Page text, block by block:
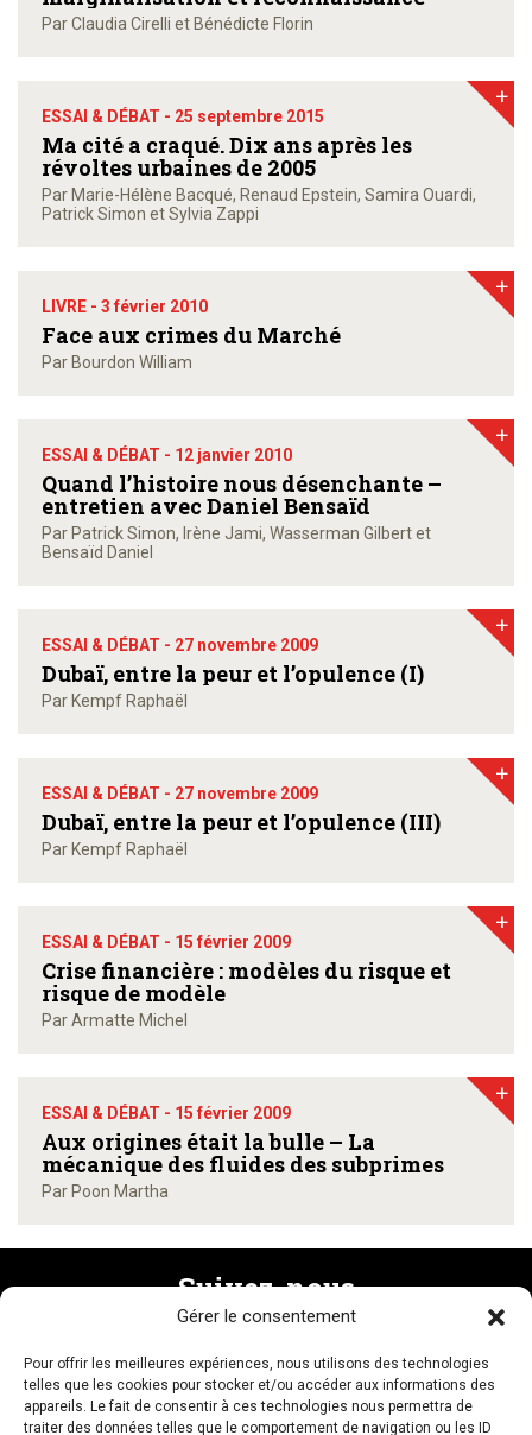
Gérer le consentement
Pour offrir les meilleures expériences, nous utilisons des technologies
telles que les cookies pour stocker et/ou accéder aux informations des
appareils. Le fait de consentir à ces technologies nous permettra de
traiter des données telles que le comportement de navigation ou les ID
Par Claudia Cirelli et Bénédicte Florin
ESSAI & DÉBAT - 25 septembre 2015
Ma cité a craqué. Dix ans après les
révoltes urbaines de 2005
Par Marie-Hélène Bacqué, Renaud Epstein, Samira Ouardi,
Patrick Simon et Sylvia Zappi
+
LIVRE - 3 février 2010
Face aux crimes du Marché
Par Bourdon William
+
ESSAI & DÉBAT - 12 janvier 2010
Quand l’histoire nous désenchante –
entretien avec Daniel Bensaïd
Par Patrick Simon, Irène Jami, Wasserman Gilbert et
Bensaïd Daniel
+
ESSAI & DÉBAT - 27 novembre 2009
Dubaï, entre la peur et l’opulence (I)
Par Kempf Raphaël
+
ESSAI & DÉBAT - 27 novembre 2009
Dubaï, entre la peur et l’opulence (III)
Par Kempf Raphaël
+
ESSAI & DÉBAT - 15 février 2009
Crise financière : modèles du risque et
risque de modèle
Par Armatte Michel
+
ESSAI & DÉBAT - 15 février 2009
Aux origines était la bulle – La
mécanique des fluides des subprimes
Par Poon Martha
+
Suivez-nous
Recevez la newsletter